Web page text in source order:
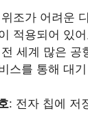
조가 어려운
적용되어 있
세계 많은 공
스를 통해 대
: 전자 칩에 저